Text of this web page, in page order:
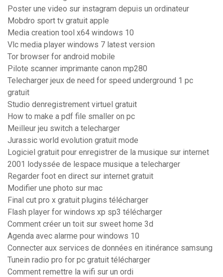
Poster une video sur instagram depuis un ordinateur
Mobdro sport tv gratuit apple
Media creation tool x64 windows 10
Vlc media player windows 7 latest version
Tor browser for android mobile
Pilote scanner imprimante canon mp280
Telecharger jeux de need for speed underground 1 pc
gratuit
Studio denregistrement virtuel gratuit
How to make a pdf file smaller on pc
Meilleur jeu switch a telecharger
Jurassic world evolution gratuit mode
Logiciel gratuit pour enregistrer de la musique sur internet
2001 lodyssée de lespace musique a telecharger
Regarder foot en direct sur internet gratuit
Modifier une photo sur mac
Final cut pro x gratuit plugins télécharger
Flash player for windows xp sp3 télécharger
Comment créer un toit sur sweet home 3d
Agenda avec alarme pour windows 10
Connecter aux services de données en itinérance samsung
Tunein radio pro for pc gratuit télécharger
Comment remettre la wifi sur un ordi